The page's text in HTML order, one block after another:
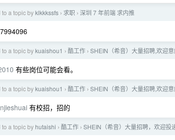
to a topic byklkkkssfs › 求职 › 深圳 7 年前端 求内推
to a topic bykuaishou1 › 酷工作 › SHEIN（希音）大量招聘,欢迎
有些岗位可能会看。
to a topic bykuaishou1 › 酷工作 › SHEIN（希音）大量招聘,欢迎
有校招，招的
to a topic by hutaishi › 酷工作 › SHEIN（希音）大量招聘，欢迎投